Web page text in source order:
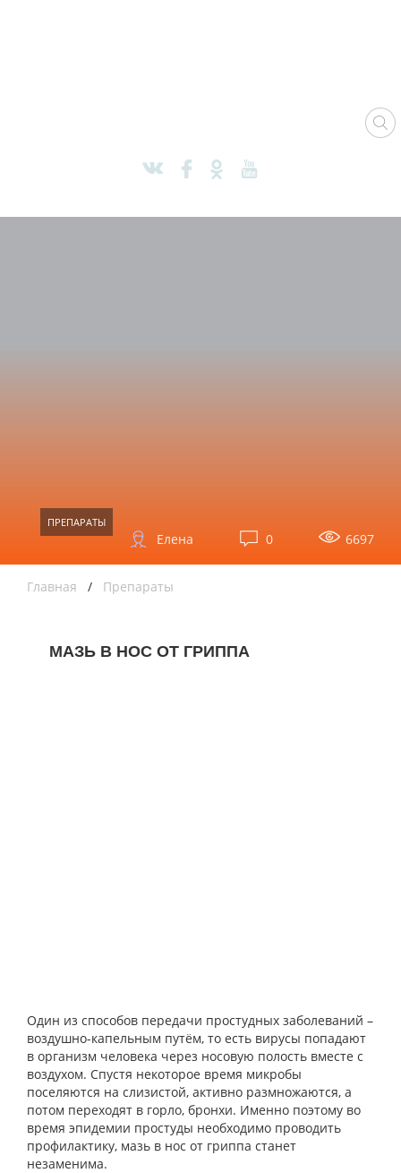
ПРЕПАРАТЫ
6697
0
Елена
Главная / Препараты
МАЗЬ В НОС ОТ ГРИППА
Один из способов передачи простудных заболеваний –
воздушно-капельным путём, то есть вирусы попадают
в организм человека через носовую полость вместе с
воздухом. Спустя некоторое время микробы
поселяются на слизистой, активно размножаются, а
потом переходят в горло, бронхи. Именно поэтому во
время эпидемии простуды необходимо проводить
профилактику, мазь в нос от гриппа станет
незаменима.